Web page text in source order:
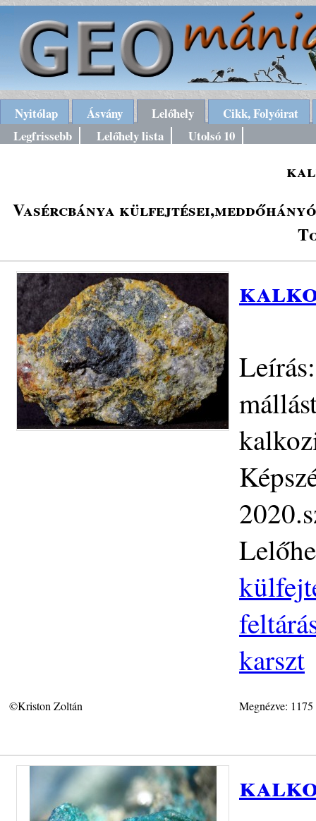
Nyitólap Ásvány Lelőhely
Cikk, Folyóirat
Legfrissebb
Lelőhely lista Utolsó 10
Vasércbánya
karszt
©Kriston Zoltán Megnézve: